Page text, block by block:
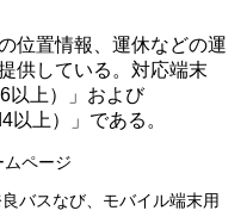
位置情報、運休などの運
供している。対応端末
以上）」および
以上）」である。
ページ
バスなび
モバイル端末用